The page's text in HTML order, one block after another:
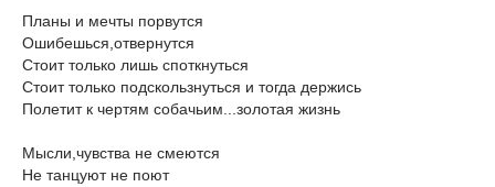
Планы и мечты порвутся
Ошибешься,отвернутся
Стоит только лишь споткнуться
Стоит только подскользнуться и тогда держись
Полетит к чертям собачьим...золотая жизнь
Мысли,чувства не смеются
Не танцуют не поют